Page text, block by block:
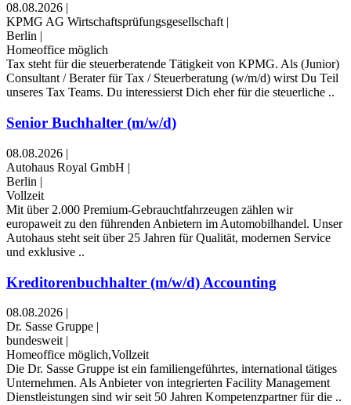
08.08.2026 |
KPMG AG Wirtschaftsprüfungsgesellschaft |
Berlin |
Homeoffice möglich
Tax steht für die steuerberatende Tätigkeit von KPMG. Als (Junior)
Consultant / Berater für Tax / Steuerberatung (w/m/d) wirst Du Teil
unseres Tax Teams. Du interessierst Dich eher für die steuerliche ..
Senior Buchhalter (m/w/d)
08.08.2026 |
Autohaus Royal GmbH |
Berlin |
Vollzeit
Mit über 2.000 Premium-Gebrauchtfahrzeugen zählen wir
europaweit zu den führenden Anbietern im Automobilhandel. Unser
Autohaus steht seit über 25 Jahren für Qualität, modernen Service
und exklusive ..
Kreditorenbuchhalter (m/w/d) Accounting
08.08.2026 |
Dr. Sasse Gruppe |
bundesweit |
Homeoffice möglich,Vollzeit
Die Dr. Sasse Gruppe ist ein familiengeführtes, international tätiges
Unternehmen. Als Anbieter von integrierten Facility Management
Dienstleistungen sind wir seit 50 Jahren Kompetenzpartner für die ..